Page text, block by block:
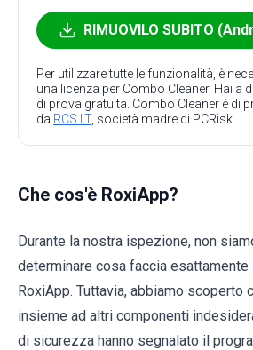
RIMUOVILO SUBITO
Per utilizzare tutte le funzionalità, è
una licenza per Combo Cleaner. Hai a
di prova gratuita. Combo Cleaner è di
da RCS LT, società madre di PCRisk.
Che cos'è RoxiApp?
Durante la nostra ispezione, non
determinare cosa faccia
RoxiApp. Tuttavia, abbiamo scoperto
insieme ad altri componenti
di sicurezza hanno segnalato il